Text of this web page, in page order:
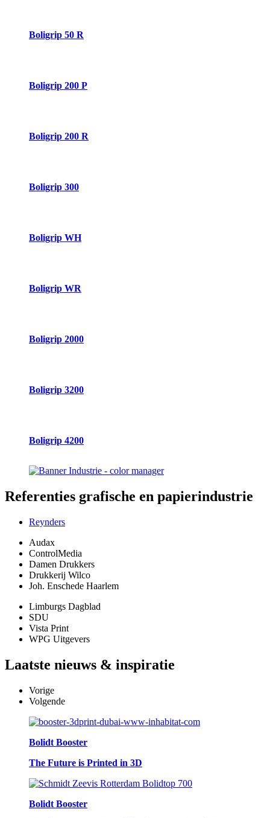
Boligrip 50 R
Boligrip 200 P
Boligrip 200 R
Boligrip 300
Boligrip WH
Boligrip WR
Boligrip 2000
Boligrip 3200
Boligrip 4200
Referenties grafische en papierindustrie
Reynders
Audax
ControlMedia
Damen Drukkers
Drukkerij Wilco
Joh. Enschede Haarlem
Limburgs Dagblad
SDU
Vista Print
WPG Uitgevers
Laatste nieuws & inspiratie
Vorige
Volgende
Bolidt Booster
The Future is Printed in 3D
Bolidt Booster